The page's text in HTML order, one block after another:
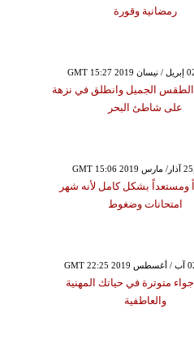
رمضانية وقورة
الجميل وانطلق في نزهة
على شاطئ البحر
ومستعداً بشكل كامل لأنه شهر
امتحانات وضغوط
متوترة في حياتك المهنية
والعاطفية